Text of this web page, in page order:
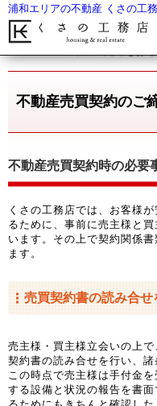
浦和エリアの不動産 くさの工
不動産売買契約のご
不動産売買契約時の必要
くさの工務店では、お客様
るために、事前に売主様と
います。その上で契約関係
ます。
売買契約書の読み合
売主様・買主様立会いの上
契約書の読み合せを行い、
この時点で売主様は手付金
する設備と状況の報告を書